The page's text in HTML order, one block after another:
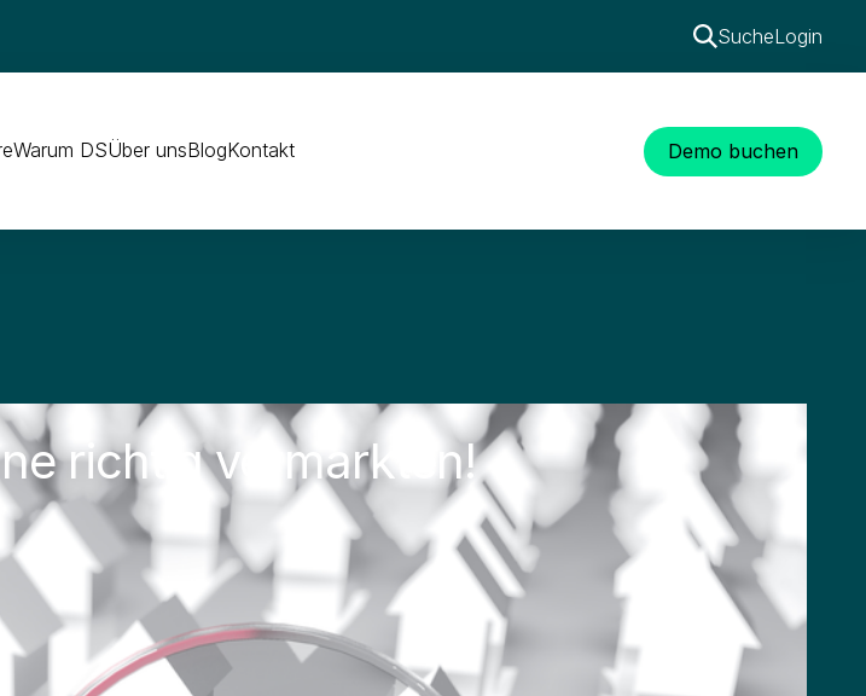
SucheLogin
Warum DSÜber unsBlogKontakt Demo buchen
richtig vermarkten!